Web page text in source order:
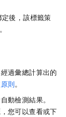
後，該標籤策
過彙總計算出的
則。
動檢測結果。
您可以查看或下